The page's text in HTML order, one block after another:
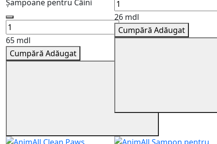
Șampoane pentru Câini
65 mdl
Cumpără Adăugat
26 mdl
Cumpără Adăugat